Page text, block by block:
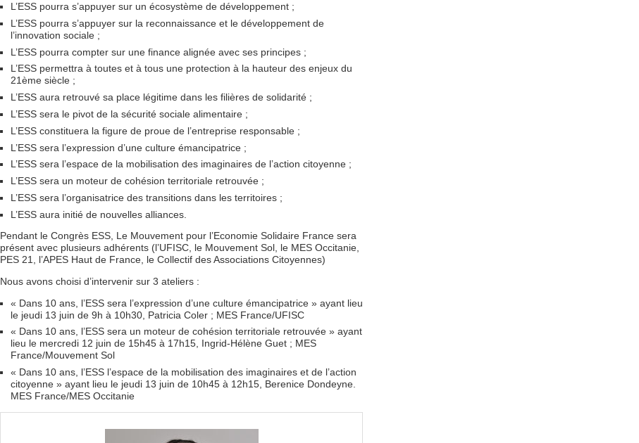
L’ESS pourra s’appuyer sur un écosystème de développement ;
L’ESS pourra s’appuyer sur la reconnaissance et le développement de
l’innovation sociale ;
L’ESS pourra compter sur une finance alignée avec ses principes ;
L’ESS permettra à toutes et à tous une protection à la hauteur des enjeux du
21ème siècle ;
L’ESS aura retrouvé sa place légitime dans les filières de solidarité ;
L’ESS sera le pivot de la sécurité sociale alimentaire ;
L’ESS constituera la figure de proue de l’entreprise responsable ;
L’ESS sera l’expression d’une culture émancipatrice ;
L’ESS sera l’espace de la mobilisation des imaginaires de l’action citoyenne ;
L’ESS sera un moteur de cohésion territoriale retrouvée ;
L’ESS sera l’organisatrice des transitions dans les territoires ;
L’ESS aura initié de nouvelles alliances.
Pendant le Congrès ESS, Le Mouvement pour l’Economie Solidaire France sera
présent avec plusieurs adhérents (l’UFISC, le Mouvement Sol, le MES Occitanie,
PES 21, l’APES Haut de France, le Collectif des Associations Citoyennes)
Nous avons choisi d’intervenir sur 3 ateliers :
« Dans 10 ans, l’ESS sera l’expression d’une culture émancipatrice » ayant lieu
le jeudi 13 juin de 9h à 10h30, Patricia Coler ; MES France/UFISC
« Dans 10 ans, l’ESS sera un moteur de cohésion territoriale retrouvée » ayant
lieu le mercredi 12 juin de 15h45 à 17h15, Ingrid-Hélène Guet ; MES
France/Mouvement Sol
« Dans 10 ans, l’ESS l’espace de la mobilisation des imaginaires et de l’action
citoyenne » ayant lieu le jeudi 13 juin de 10h45 à 12h15, Berenice Dondeyne.
MES France/MES Occitanie